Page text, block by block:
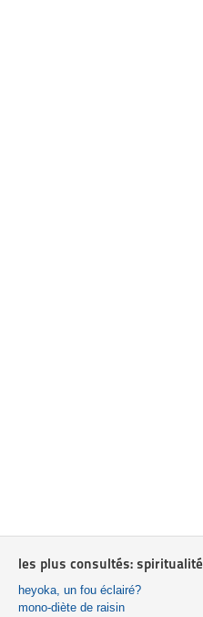
les plus consultés: spiritualité
heyoka, un fou éclairé?
mono-diète de raisin